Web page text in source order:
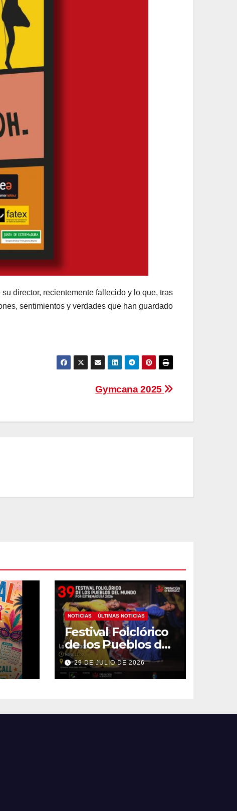
director, recientemente fallecido y lo que, tras
sentimientos y verdades que han guardado
Gymcana 2025
NOTICIAS ÚLTIMAS NOTICIAS
Festival Folclórico
de los Pueblos del
Mundo
29 DE JULIO DE 2026